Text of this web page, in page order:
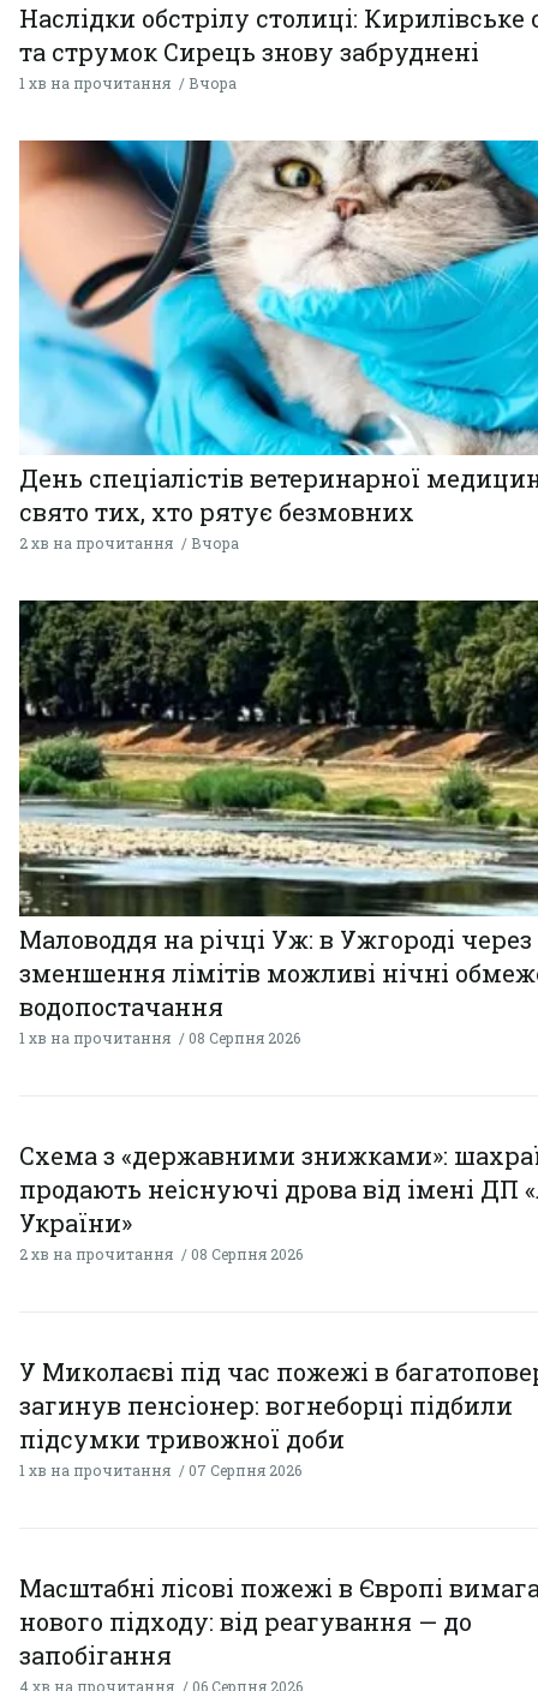
Наслідки обстрілу столиці: Кирилівське
та струмок Сирець знову забруднені
1 хв на прочитання Вчора
День спеціалістів ветеринарної
свято тих, хто рятує безмовних
2 хв на прочитання Вчора
Маловоддя на річці Уж: в Ужгороді через
зменшення лімітів можливі нічні
водопостачання
1 хв на прочитання 08 Серпня 2026
Схема з «державними знижками»:
продають неіснуючі дрова від імені ДП
України»
2 хв на прочитання 08 Серпня 2026
У Миколаєві під час пожежі в
загинув пенсіонер: вогнеборці підбили
підсумки тривожної доби
1 хв на прочитання 07 Серпня 2026
Масштабні лісові пожежі в Європі
нового підходу: від реагування — до
запобігання
4 хв на прочитання 06 Серпня 2026